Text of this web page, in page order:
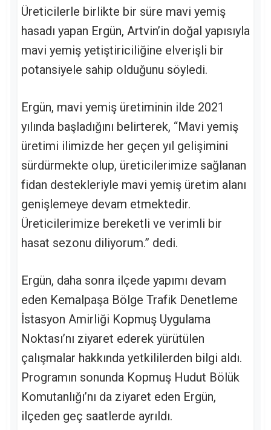
Üreticilerle birlikte bir süre mavi yemiş
hasadı yapan Ergün, Artvin’in doğal yapısıyla
mavi yemiş yetiştiriciliğine elverişli bir
potansiyele sahip olduğunu söyledi.
Ergün, mavi yemiş üretiminin ilde 2021
yılında başladığını belirterek, “Mavi yemiş
üretimi ilimizde her geçen yıl gelişimini
sürdürmekte olup, üreticilerimize sağlanan
fidan destekleriyle mavi yemiş üretim alanı
genişlemeye devam etmektedir.
Üreticilerimize bereketli ve verimli bir
hasat sezonu diliyorum.” dedi.
Ergün, daha sonra ilçede yapımı devam
eden Kemalpaşa Bölge Trafik Denetleme
İstasyon Amirliği Kopmuş Uygulama
Noktası’nı ziyaret ederek yürütülen
çalışmalar hakkında yetkililerden bilgi aldı.
Programın sonunda Kopmuş Hudut Bölük
Komutanlığı’nı da ziyaret eden Ergün,
ilçeden geç saatlerde ayrıldı.